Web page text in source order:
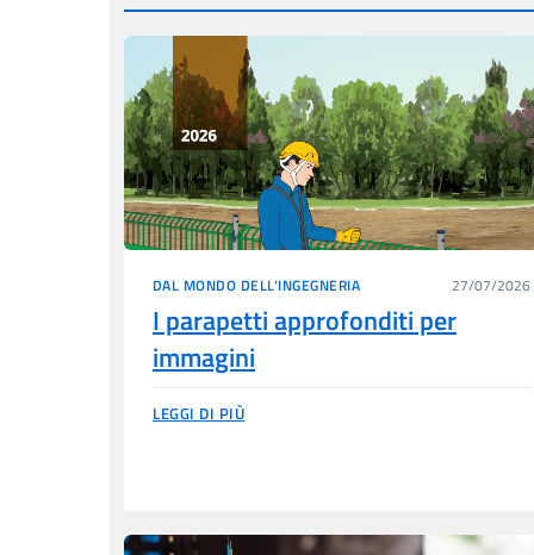
DAL MONDO DELL’INGEGNERIA 27/07/2026
I parapetti approfonditi per
immagini
LEGGI DI PIÙ